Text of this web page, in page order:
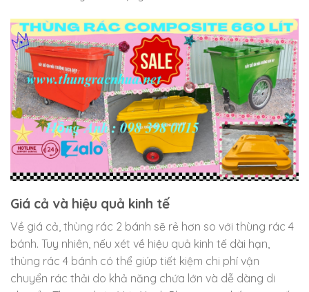
Giá cả và hiệu quả kinh tế
Về giá cả, thùng rác 2 bánh sẽ rẻ hơn so với thùng rác 4
bánh. Tuy nhiên, nếu xét về hiệu quả kinh tế dài hạn,
thùng rác 4 bánh có thể giúp tiết kiệm chi phí vận
chuyển rác thải do khả năng chứa lớn và dễ dàng di